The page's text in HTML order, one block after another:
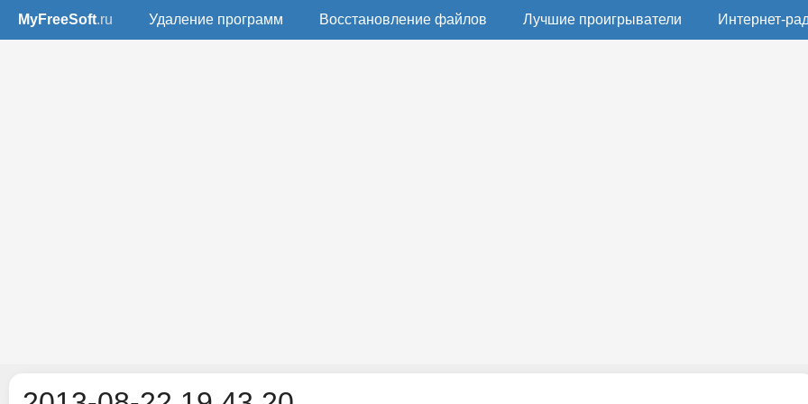
MyFreeSoft.ru Удаление программ Восстановление файлов Лучшие проигрыватели Интернет-